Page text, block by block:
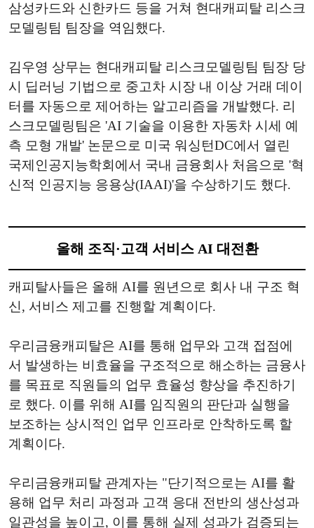
삼성카드와 신한카드 등을 거쳐 현대캐피탈 리스크
모델링팀 팀장을 역임했다.
김우영 상무는 현대캐피탈 리스크모델링팀 팀장 당
시 딥러닝 기법으로 중고차 시장 내 이상 거래 데이
터를 자동으로 제어하는 알고리즘을 개발했다. 리
스크모델링팀은 'AI 기술을 이용한 자동차 시세 예
측 모형 개발' 논문으로 미국 워싱턴DC에서 열린
국제인공지능학회에서 국내 금융회사 처음으로 '혁
신적 인공지능 응용상(IAAI)'을 수상하기도 했다.
올해 조직·고객 서비스 AI 대전환
캐피탈사들은 올해 AI를 원년으로 회사 내 구조 혁
신, 서비스 제고를 진행할 계획이다.
우리금융캐피탈은 AI를 통해 업무와 고객 접점에
서 발생하는 비효율을 구조적으로 해소하는 금융사
를 목표로 직원들의 업무 효율성 향상을 추진하기
로 했다. 이를 위해 AI를 임직원의 판단과 실행을
보조하는 상시적인 업무 인프라로 안착하도록 할
계획이다.
우리금융캐피탈 관계자는 "단기적으로는 AI를 활
용해 업무 처리 과정과 고객 응대 전반의 생산성과
일관성을 높이고, 이를 통해 실제 성과가 검증되는